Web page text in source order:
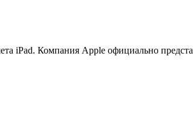
iPad. Компания Apple официально